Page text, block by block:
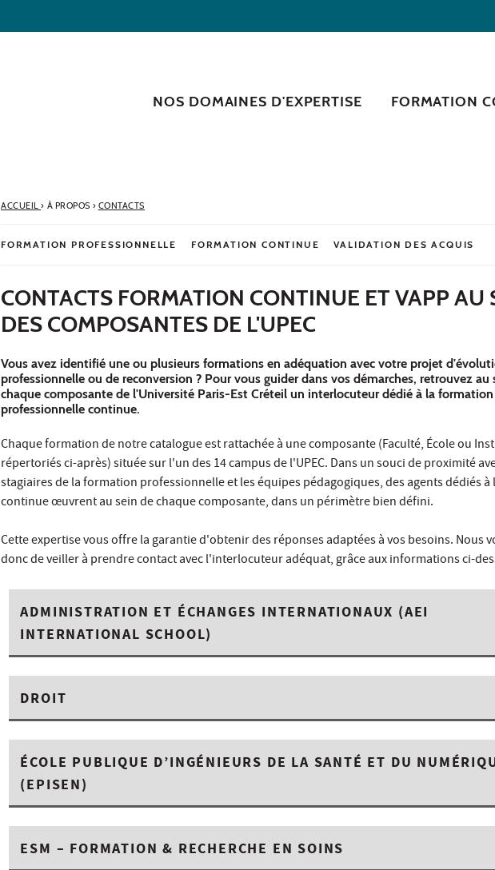
NOS DOMAINES D'EXPERTISE FORMATION
ACCUEIL› À PROPOS › CONTACTS
FORMATION PROFESSIONNELLE FORMATION CONTINUE VALIDATION DES ACQUIS
CONTACTS FORMATION CONTINUE ET VAPP AU
DES COMPOSANTES DE L'UPEC
Vous avez identifié une ou plusieurs formations en adéquation avec votre projet
professionnelle ou de reconversion ? Pour vous guider dans vos démarches, retrouvez au
chaque composante de l'Université Paris-Est Créteil un interlocuteur dédié à la formation
professionnelle continue.
Chaque formation de notre catalogue est rattachée à une composante (Faculté, École ou
répertoriés ci-après) située sur l'un des 14 campus de l'UPEC. Dans un souci de proximité
stagiaires de la formation professionnelle et les équipes pédagogiques, des agents dédiés
continue œuvrent au sein de chaque composante, dans un périmètre bien défini.
Cette expertise vous offre la garantie d'obtenir des réponses adaptées à vos besoins. Nous
donc de veiller à prendre contact avec l'interlocuteur adéquat, grâce aux informations ci-
ADMINISTRATION ET ÉCHANGES INTERNATIONAUX (AEI
INTERNATIONAL SCHOOL)
DROIT
ÉCOLE PUBLIQUE D’INGÉNIEURS DE LA SANTÉ ET DU
(EPISEN)
ESM – FORMATION & RECHERCHE EN SOINS